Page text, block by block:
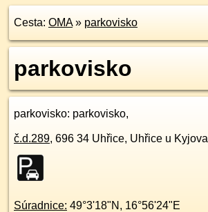
Cesta: OMA» parkovisko
parkovisko
parkovisko: parkovisko,
č.d.289, 696 34 Uhřice, Uhřice u Kyjova
Súradnice: 49°3'18"N , 16°56'24"E